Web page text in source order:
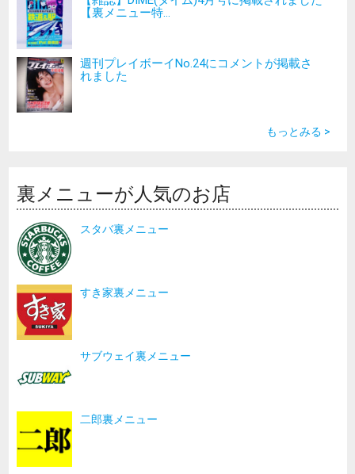
【裏メニュー特...
週刊プレイボーイNo.24にコメントが掲載さ
れました
もっとみる >
裏メニューが人気のお店
スタバ裏メニュー
すき家裏メニュー
サブウェイ裏メニュー
二郎裏メニュー